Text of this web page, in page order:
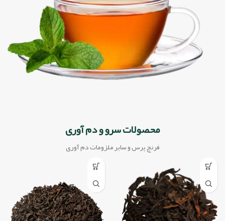
محصولات سرو و دم آوری
فرنچ پرس و سایر ملزومات دم آوری